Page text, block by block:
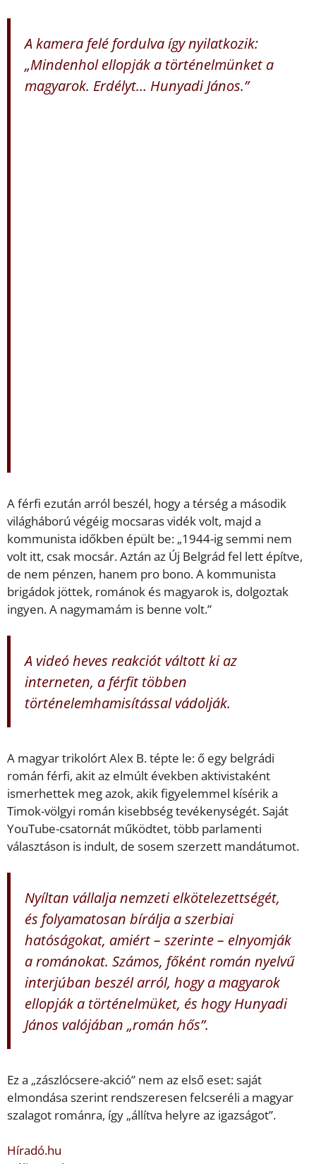
A kamera felé fordulva így nyilatkozik:
„Mindenhol ellopják a történelmünket a
magyarok. Erdélyt… Hunyadi János.”
A férfi ezután arról beszél, hogy a térség a második
világháború végéig mocsaras vidék volt, majd a
kommunista időkben épült be: „1944-ig semmi nem
volt itt, csak mocsár. Aztán az Új Belgrád fel lett építve,
de nem pénzen, hanem pro bono. A kommunista
brigádok jöttek, románok és magyarok is, dolgoztak
ingyen. A nagymamám is benne volt.”
A videó heves reakciót váltott ki az
interneten, a férfit többen
történelemhamisítással vádolják.
A magyar trikolórt Alex B. tépte le: ő egy belgrádi
román férfi, akit az elmúlt években aktivistaként
ismerhettek meg azok, akik figyelemmel kísérik a
Timok-völgyi román kisebbség tevékenységét. Saját
YouTube-csatornát működtet, több parlamenti
választáson is indult, de sosem szerzett mandátumot.
Nyíltan vállalja nemzeti elkötelezettségét,
és folyamatosan bírálja a szerbiai
hatóságokat, amiért – szerinte – elnyomják
a románokat. Számos, főként román nyelvű
interjúban beszél arról, hogy a magyarok
ellopják a történelmüket, és hogy Hunyadi
János valójában „román hős”.
Ez a „zászlócsere-akció” nem az első eset: saját
elmondása szerint rendszeresen felcseréli a magyar
szalagot románra, így „állítva helyre az igazságot”.
Híradó.hu